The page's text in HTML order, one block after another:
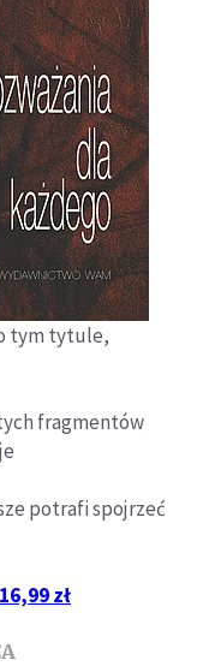
o tym tytule,
fragmentów
potrafi spojrzeć
zł